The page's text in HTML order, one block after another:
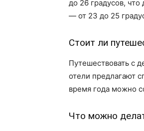
до 26 градусов,
— от 23 до 25
Стоит ли
Путешествовать с
отели предлагают
время года можно
Что можно